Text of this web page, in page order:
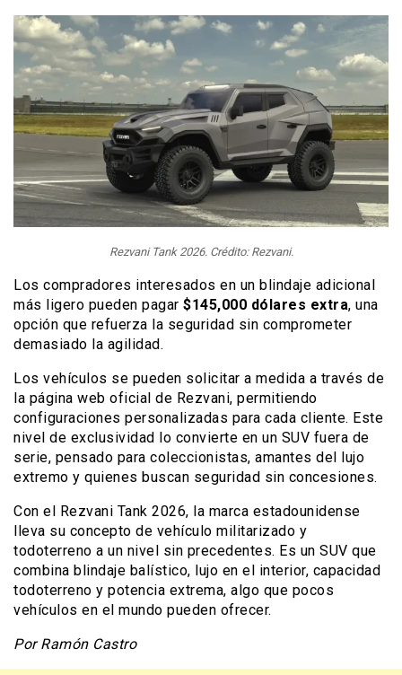
Rezvani Tank 2026. Crédito: Rezvani.
Los compradores interesados en un blindaje adicional
más ligero pueden pagar $145,000 dólares extra, una
opción que refuerza la seguridad sin comprometer
demasiado la agilidad.
Los vehículos se pueden solicitar a medida a través de
la página web oficial de Rezvani, permitiendo
configuraciones personalizadas para cada cliente. Este
nivel de exclusividad lo convierte en un SUV fuera de
serie, pensado para coleccionistas, amantes del lujo
extremo y quienes buscan seguridad sin concesiones.
Con el Rezvani Tank 2026, la marca estadounidense
lleva su concepto de vehículo militarizado y
todoterreno a un nivel sin precedentes. Es un SUV que
combina blindaje balístico, lujo en el interior, capacidad
todoterreno y potencia extrema, algo que pocos
vehículos en el mundo pueden ofrecer.
Por Ramón Castro